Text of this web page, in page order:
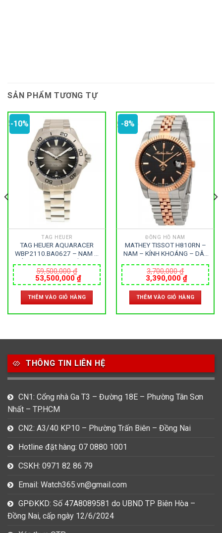
SẢN PHẨM TƯƠNG TỰ
-10%
TAG HEUER
TAG HEUER AQUARACER
WBP2110.BA0627 – NAM –
LOẠI – AUTOMATIC – SIZE
40MM – MÁY THỤY SỸ
59,500,000₫
Giá
gốc
là:
59,500,000 ₫.
53,500,000₫Giá
hiện
tại
là:
53,500,000 ₫.
THÊM VÀO GIỎ HÀNG
-8%
ĐỒNG HỒ NAM
MATHEY TISSOT H810RN –
NAM – KÍNH KHOÁNG – DÂY
– MÁY THỤY SỸ
3,700,000₫
Giá
gốc
là:
3,700,000 ₫.
3,390,000₫Giá
hiện
tại
là:
THÊM VÀO GIỎ HÀNG
THÔNG TIN LIÊN HỆ
CN1: Cổng nhà Ga T3 – Đường 18E – Phường Tân Sơn
Nhất – TP.HCM
CN2: A3/40 KP10 – Phường Trấn Biên – Đồng Nai
Hotline đặt hàng: 07 0880 1001
CSKH: 0971 82 86 79
Email: Watch365.vn@gmail.com
GPĐKKD: Số 47A8089581 do UBND TP Biên Hòa –
Đồng Nai, cấp ngày 12/6/2024